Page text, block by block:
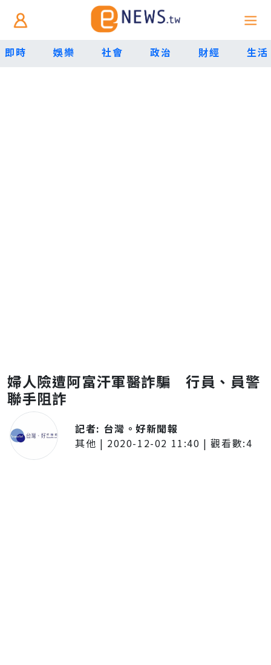
即時 娛樂 社會 政治 財經 生活
婦人險遭阿富汗軍醫詐騙 行員、員警
聯手阻詐
記者: 台灣。好新聞報
其他 | 2020-12-02 11:40 | 觀看數:4